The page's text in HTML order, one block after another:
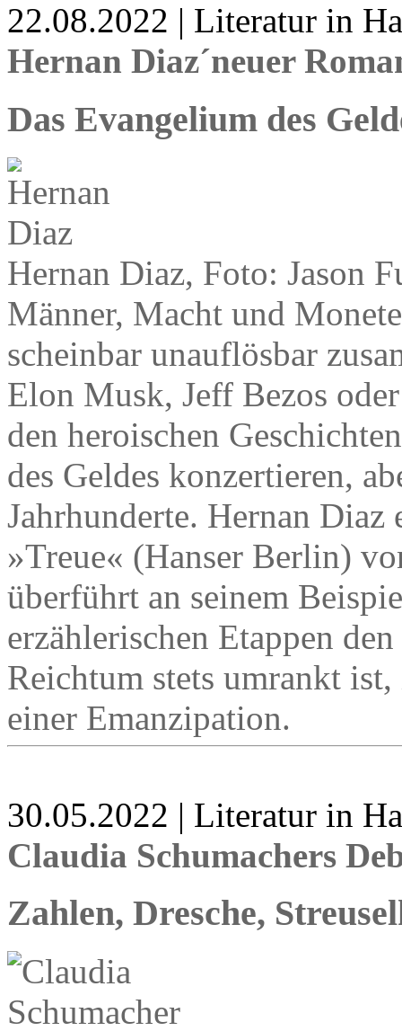
22.08.2022 | Literatur in
Hernan Diaz´neuer
Das Evangelium des
Hernan Diaz, Foto: Jason
Männer, Macht und
scheinbar unauflösbar
Elon Musk, Jeff Bezos
den heroischen
des Geldes konzertieren,
Jahrhunderte. Hernan Diaz
»Treue« (Hanser Berlin)
überführt an seinem
erzählerischen Etappen
Reichtum stets umrankt
einer Emanzipation.
30.05.2022 | Literatur in
Claudia Schumachers
Zahlen, Dresche,